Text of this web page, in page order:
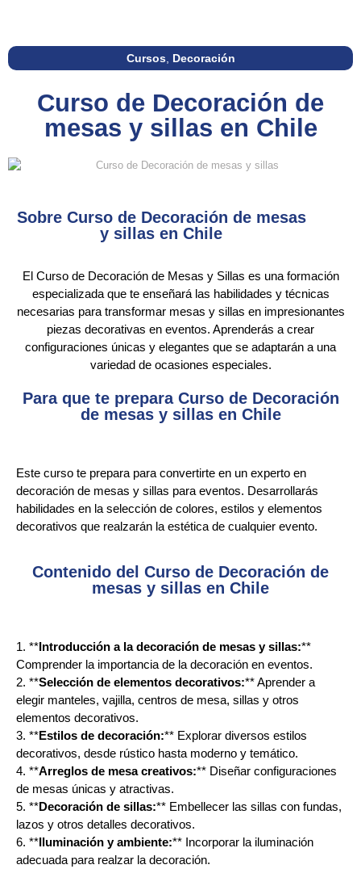
Cursos, Decoración
Curso de Decoración de
mesas y sillas en Chile
Sobre Curso de Decoración de mesas
y sillas en Chile
El Curso de Decoración de Mesas y Sillas es una formación
especializada que te enseñará las habilidades y técnicas
necesarias para transformar mesas y sillas en impresionantes
piezas decorativas en eventos. Aprenderás a crear
configuraciones únicas y elegantes que se adaptarán a una
variedad de ocasiones especiales.
Para que te prepara Curso de Decoración
de mesas y sillas en Chile
Este curso te prepara para convertirte en un experto en
decoración de mesas y sillas para eventos. Desarrollarás
habilidades en la selección de colores, estilos y elementos
decorativos que realzarán la estética de cualquier evento.
Contenido del Curso de Decoración de
mesas y sillas en Chile
1. **Introducción a la decoración de mesas y sillas:**
Comprender la importancia de la decoración en eventos.
2. **Selección de elementos decorativos:** Aprender a
elegir manteles, vajilla, centros de mesa, sillas y otros
elementos decorativos.
3. **Estilos de decoración:** Explorar diversos estilos
decorativos, desde rústico hasta moderno y temático.
4. **Arreglos de mesa creativos:** Diseñar configuraciones
de mesas únicas y atractivas.
5. **Decoración de sillas:** Embellecer las sillas con fundas,
lazos y otros detalles decorativos.
6. **Iluminación y ambiente:** Incorporar la iluminación
adecuada para realzar la decoración.